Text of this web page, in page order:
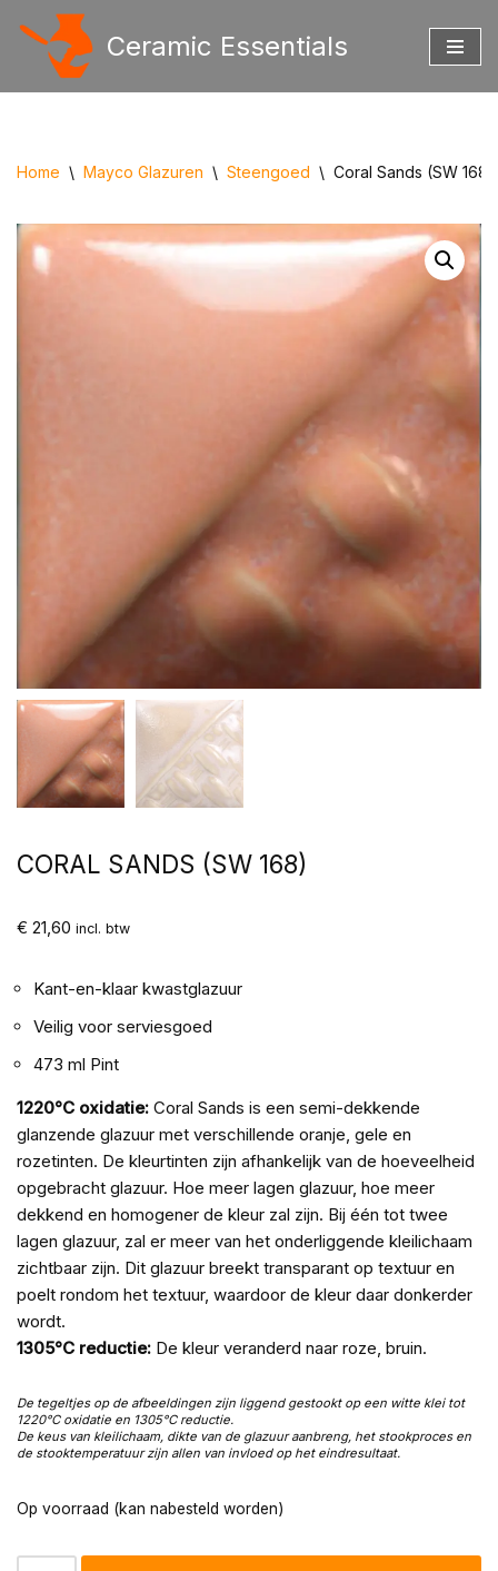
Ceramic Essentials
Home \ Mayco Glazuren \ Steengoed \ Coral Sands (SW 168)
CORAL SANDS (SW 168)
€ 21,60 incl. btw
Kant-en-klaar kwastglazuur
Veilig voor serviesgoed
473 ml Pint
1220°C oxidatie: Coral Sands is een semi-dekkende
glanzende glazuur met verschillende oranje, gele en
rozetinten. De kleurtinten zijn afhankelijk van de hoeveelheid
opgebracht glazuur. Hoe meer lagen glazuur, hoe meer
dekkend en homogener de kleur zal zijn. Bij één tot twee
lagen glazuur, zal er meer van het onderliggende kleilichaam
zichtbaar zijn. Dit glazuur breekt transparant op textuur en
poelt rondom het textuur, waardoor de kleur daar donkerder
wordt.
1305°C reductie: De kleur veranderd naar roze, bruin.
De tegeltjes op de afbeeldingen zijn liggend gestookt op een witte klei tot
1220°C oxidatie en 1305°C reductie.
De keus van kleilichaam, dikte van de glazuur aanbreng, het stookproces en
de stooktemperatuur zijn allen van invloed op het eindresultaat.
Op voorraad (kan nabesteld worden)